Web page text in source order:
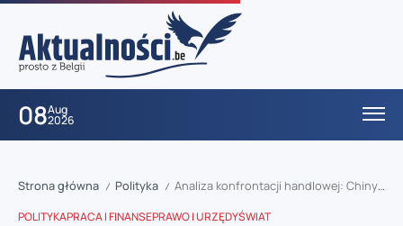
08Aug
2026
Strona główna / Polityka / Analiza konfrontacji handlowej: Chiny i UE przyjmują odmienne strategie wobec ceł Waszyngtonu
POLITYKAPRACA I FINANSEPRAWO I URZĘDYŚWIAT